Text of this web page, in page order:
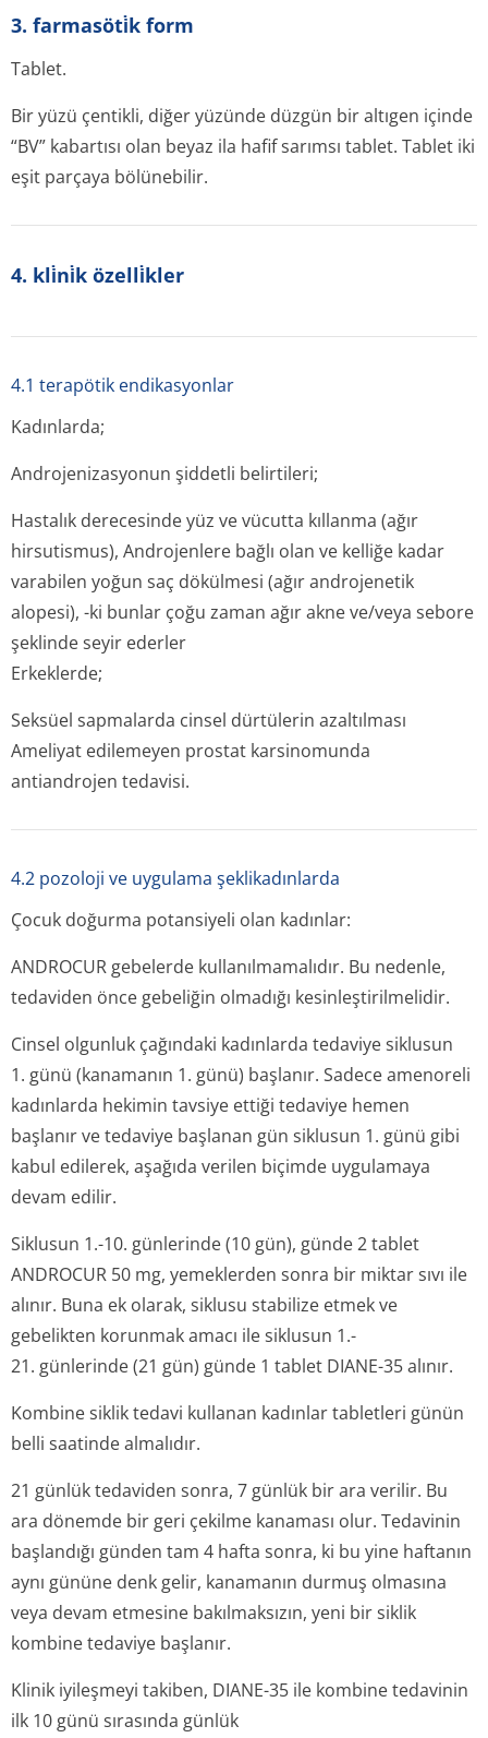
3. farmasöti̇k form
Tablet.
Bir yüzü çentikli, diğer yüzünde düzgün bir altıgen içinde
“BV” kabartısı olan beyaz ila hafif sarımsı tablet. Tablet iki
eşit parçaya bölünebilir.
4. kli̇ni̇k özelli̇kler
4.1 terapötik endikasyonlar
Kadınlarda;
Androjenizasyonun şiddetli belirtileri;
Hastalık derecesinde yüz ve vücutta kıllanma (ağır
hirsutismus), Androjenlere bağlı olan ve kelliğe kadar
varabilen yoğun saç dökülmesi (ağır androjenetik
alopesi), -ki bunlar çoğu zaman ağır akne ve/veya sebore
şeklinde seyir ederler
Erkeklerde;
Seksüel sapmalarda cinsel dürtülerin azaltılması
Ameliyat edilemeyen prostat karsinomunda
antiandrojen tedavisi.
4.2 pozoloji ve uygulama şeklikadınlarda
Çocuk doğurma potansiyeli olan kadınlar:
ANDROCUR gebelerde kullanılmamalıdır. Bu nedenle,
tedaviden önce gebeliğin olmadığı kesinleştiril­melidir.
Cinsel olgunluk çağındaki kadınlarda tedaviye siklusun
1. günü (kanamanın 1. günü) başlanır. Sadece amenoreli
kadınlarda hekimin tavsiye ettiği tedaviye hemen
başlanır ve tedaviye başlanan gün siklusun 1. günü gibi
kabul edilerek, aşağıda verilen biçimde uygulamaya
devam edilir.
Siklusun 1.-10. günlerinde (10 gün), günde 2 tablet
ANDROCUR 50 mg, yemeklerden sonra bir miktar sıvı ile
alınır. Buna ek olarak, siklusu stabilize etmek ve
gebelikten korunmak amacı ile siklusun 1.-
21. günlerinde (21 gün) günde 1 tablet DIANE-35 alınır.
Kombine siklik tedavi kullanan kadınlar tabletleri günün
belli saatinde almalıdır.
21 günlük tedaviden sonra, 7 günlük bir ara verilir. Bu
ara dönemde bir geri çekilme kanaması olur. Tedavinin
başlandığı günden tam 4 hafta sonra, ki bu yine haftanın
aynı gününe denk gelir, kanamanın durmuş olmasına
veya devam etmesine bakılmaksızın, yeni bir siklik
kombine tedaviye başlanır.
Klinik iyileşmeyi takiben, DIANE-35 ile kombine tedavinin
ilk 10 günü sırasında günlük